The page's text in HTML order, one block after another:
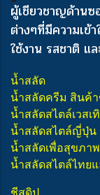
ผู้เชียวชาญด้านซ
ต่างๆที่มีความเข้
ใช้งาน รสชาติ แ
น้ำสลัด
น้ำสลัดครีม สินค้
น้ำสลัดสไตล์เวสเ
น้ำสลัดสไตล์ญี่ปุ่น
น้ำสลัดเพื่อสุขภาพ
น้ำสลัดสไตล์ไทย